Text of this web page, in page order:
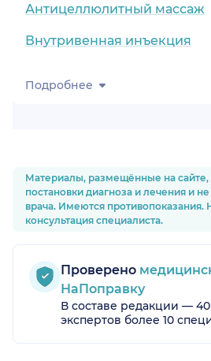
Антицеллюлитный массаж
Внутривенная инъекция
Подробнее
Материалы, размещённые на
постановки диагноза и лечения и
врача. Имеются противопоказания.
консультация специалиста.
Проверено
НаПоправку
В составе редакции —
экспертов более 10